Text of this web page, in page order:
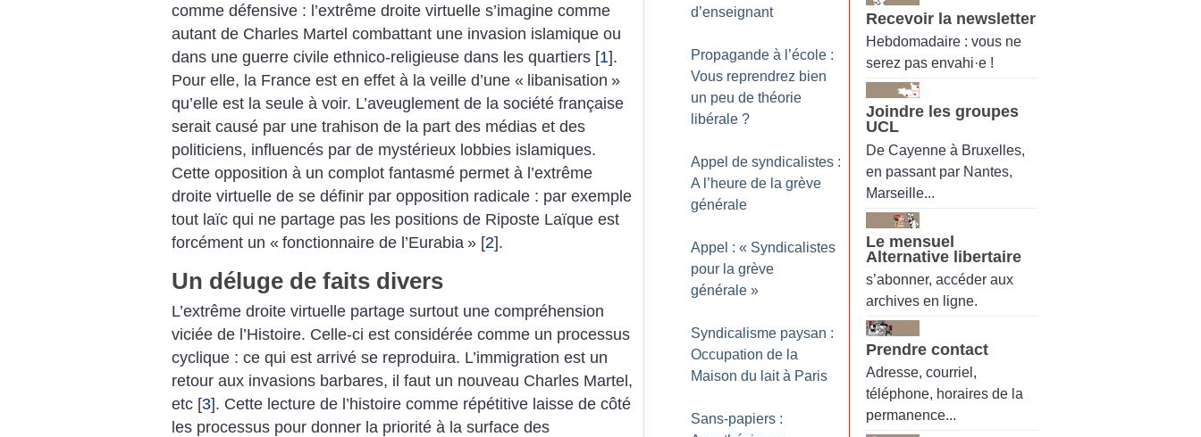
comme défensive : l’extrême droite virtuelle s’imagine comme
autant de Charles Martel combattant une invasion islamique ou
dans une guerre civile ethnico-religieuse dans les quartiers [1].
Pour elle, la France est en effet à la veille d’une « libanisation »
qu’elle est la seule à voir. L’aveuglement de la société française
serait causé par une trahison de la part des médias et des
politiciens, influencés par de mystérieux lobbies islamiques.
Cette opposition à un complot fantasmé permet à l’extrême
droite virtuelle de se définir par opposition radicale : par exemple
tout laïc qui ne partage pas les positions de Riposte Laïque est
forcément un « fonctionnaire de l’Eurabia » [2].
Un déluge de faits divers
L’extrême droite virtuelle partage surtout une compréhension
viciée de l’Histoire. Celle-ci est considérée comme un processus
cyclique : ce qui est arrivé se reproduira. L’immigration est un
retour aux invasions barbares, il faut un nouveau Charles Martel,
etc [3]. Cette lecture de l’histoire comme répétitive laisse de côté
les processus pour donner la priorité à la surface des
d’enseignant
Propagande à l’école :
Vous reprendrez bien
un peu de théorie
libérale ?
Appel de syndicalistes :
A l’heure de la grève
générale
Appel : « Syndicalistes
pour la grève
générale »
Syndicalisme paysan :
Occupation de la
Maison du lait à Paris
Sans-papiers :
Recevoir la newsletter
Hebdomadaire : vous ne
serez pas envahi·e !
Joindre les groupes
UCL
De Cayenne à Bruxelles,
en passant par Nantes,
Marseille...
Le mensuel
Alternative libertaire
s’abonner, accéder aux
archives en ligne.
Prendre contact
Adresse, courriel,
téléphone, horaires de la
permanence...